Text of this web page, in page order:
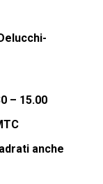
– 15.00
anche